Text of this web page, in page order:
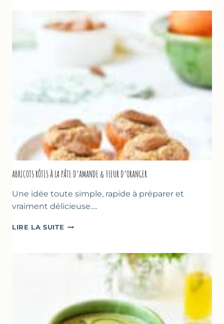
COURGETTE,
HUILE
D’OLIVE
ABRICOTS RÔTIS À LA PÂTE D’AMANDE & FLEUR D’ORANGER
Une idée toute simple, rapide à préparer et
vraiment délicieuse….
LIRE LA SUITE ABRICOTS
D’ORANGER